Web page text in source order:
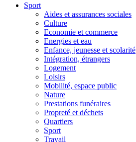
Sport
Aides et assurances sociales
Culture
Economie et commerce
Energies et eau
Enfance, jeunesse et scolarité
Intégration, étrangers
Logement
Loisirs
Mobilité, espace public
Nature
Prestations funéraires
Propreté et déchets
Quartiers
Sport
Travail